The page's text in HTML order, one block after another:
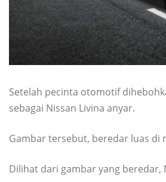
Setelah pecinta otomotif
sebagai Nissan Livina anyar.
Gambar tersebut, beredar luas di
Dilihat dari gambar yang beredar,